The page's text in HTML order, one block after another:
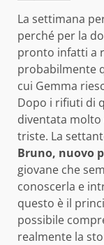
La settimana
perché per la
pronto infatti a
probabilmente
cui Gemma
Dopo i rifiuti di
diventata
triste. La
Bruno, nuovo
giovane che
conoscerla e
questo è il
possibile
realmente la